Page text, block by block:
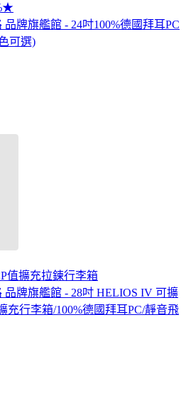
牌旗艦館 - 24吋100%德國拜耳PC
可選)
值擴充拉鍊行李箱
牌旗艦館 - 28吋 HELIOS IV 可擴
充行李箱/100%德國拜耳PC/靜音飛